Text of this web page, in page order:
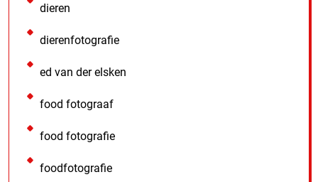
dieren
dierenfotografie
ed van der elsken
food fotograaf
food fotografie
foodfotografie